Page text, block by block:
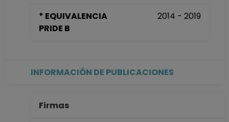
Instituto de
INVESTIGADOR
* EQUIVALENCIA
PRIDE B
2014 - 2019
INFORMACIÓN DE PUBLICACIONES
Firmas